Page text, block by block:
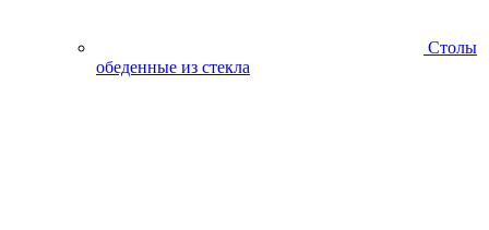
Столы
обеденные из стекла